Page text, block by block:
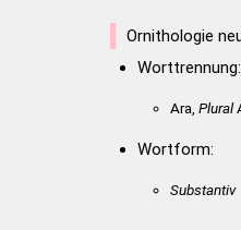
Ornithologie
Worttrennung:
Ara, Plural
Wortform:
Substantiv